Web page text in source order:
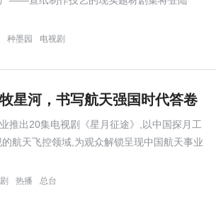
电视剧
种墨园
星河，书写航天强国时代答卷
推出20集电视剧《星月征途》,以中国探月工
航天飞控领域,为观众解锁呈现中国航天事业
总台
热播